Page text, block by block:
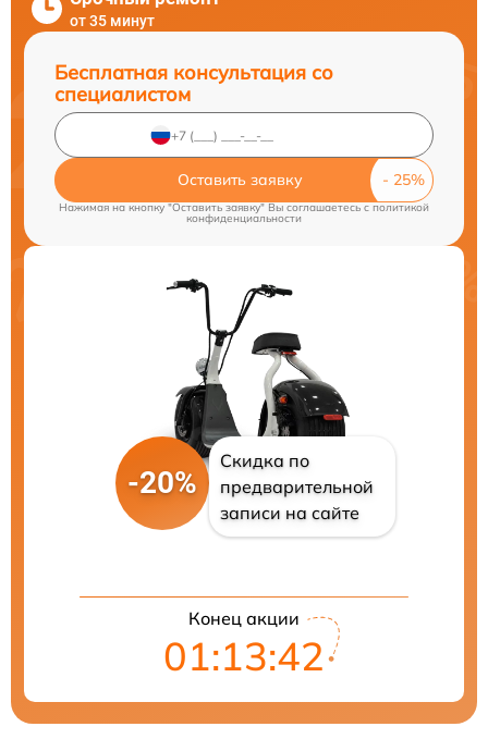
от 35 минут
Бесплатная консультация со
специалистом
Оставить заявку
Нажимая на кнопку "Оставить заявку" Вы соглашаетесь cполитикой
конфиденциальности
-20%
Скидка по
предварительной
записи на сайте
Конец акции
01:13:41